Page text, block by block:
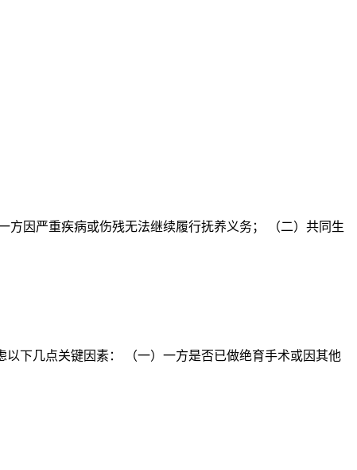
因严重疾病或伤残无法继续履行抚养义务； （二）共同生
下几点关键因素： （一）一方是否已做绝育手术或因其他